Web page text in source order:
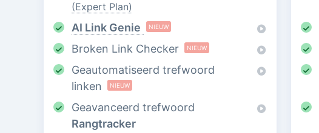
(Expert Plan)
AI Link Genie NIEUW
Broken Link Checker NIEUW
Geautomatiseerd trefwoord
linken
NIEUW
Geavanceerd trefwoord
Rangtracker